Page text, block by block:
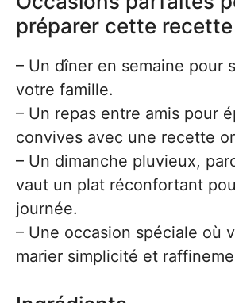
préparer cette recette
– Un dîner en semaine pour
votre famille.
– Un repas entre amis pour
convives avec une recette
– Un dimanche pluvieux,
vaut un plat réconfortant
journée.
– Une occasion spéciale où
marier simplicité et